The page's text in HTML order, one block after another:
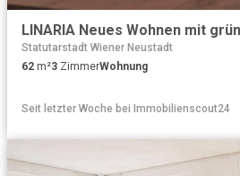
Statutarstadt Wiener Neustadt
62 m²3 ZimmerWohnung
Seit letzter Woche bei Immobilienscout24